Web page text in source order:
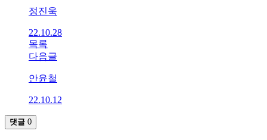
정진욱
22.10.28
목록
다음글
안윤철
22.10.12
댓글 0